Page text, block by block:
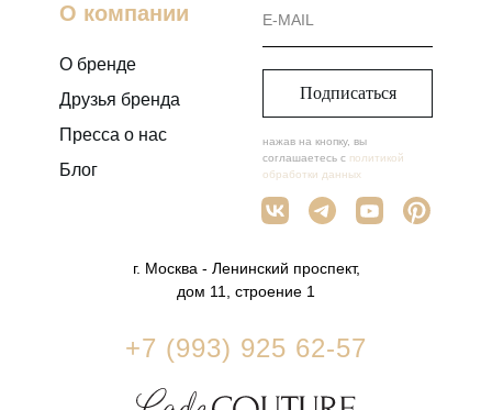
О бренде
Друзья бренда
Пресса о нас
Блог
О компании
Подписаться
нажав на кнопку, вы
соглашаетесь с политикой
обработки данных
г. Москва - Ленинский проспект,
дом 11, строение 1
+7 (993) 925 62-57